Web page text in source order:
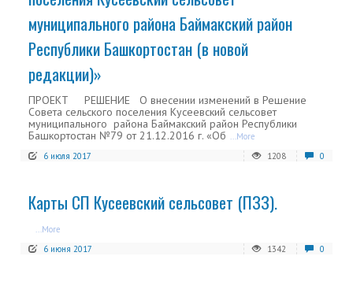
муниципального района Баймакский район
Республики Башкортостан (в новой
редакции)»
ПРОЕКТ РЕШЕНИЕ О внесении изменений в Решение
Совета сельского поселения Кусеевский сельсовет
муниципального района Баймакский район Республики
Башкортостан №79 от 21.12.2016 г. «Об ...More
6 июля 2017
1208 0
Карты СП Кусеевский сельсовет (ПЗЗ).
...More
6 июня 2017
1342 0